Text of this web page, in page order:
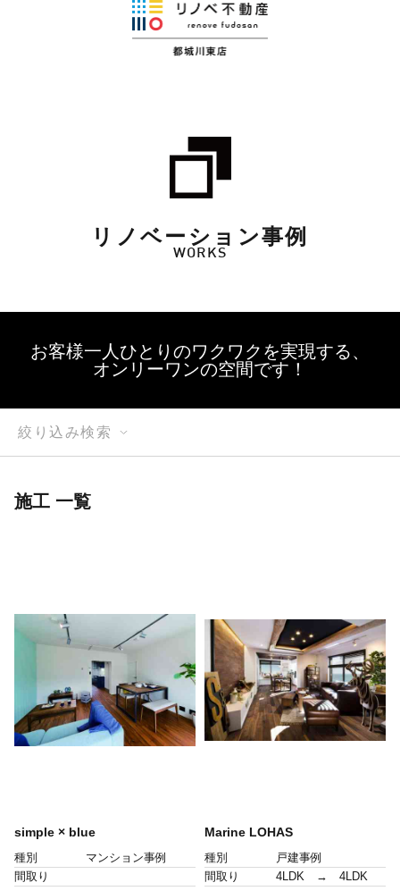
リノベーション事例
WORKS
お客様一人ひとりのワクワクを実現する、
オンリーワンの空間です！
絞り込み検索
施工 一覧
simple × blue
種別
マンション事例
間取り
Marine LOHAS
種別
戸建事例
間取り
4LDK → 4LDK